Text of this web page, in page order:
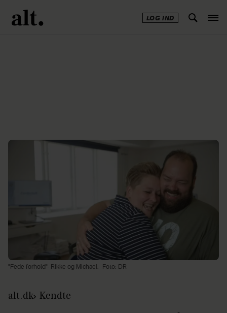
LOG IND
"Fede forhold"- Rikke og Michael. Foto: DR
alt.dk Kendte